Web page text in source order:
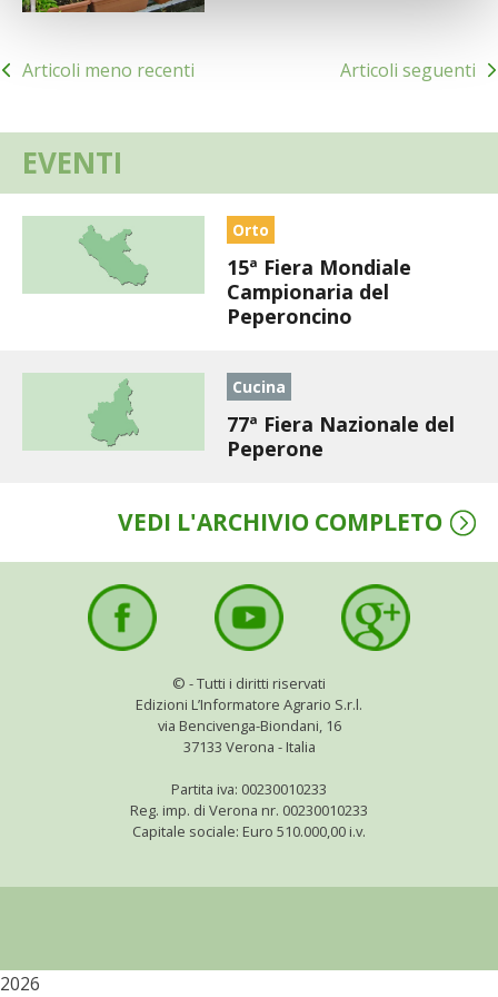
GARDENA
VERONESI
RIMANI A CONTATTO CON LA NATURA
ARCHMAN
VITA IN CAMPAGNA LA FIERA
RASIKAL
articoli
Articoli meno recenti Articoli seguenti
EVENTI
Orto
15ª Fiera Mondiale
Campionaria del
Peperoncino
Cucina
77ª Fiera Nazionale del
Peperone
VEDI L'ARCHIVIO COMPLETO
© - Tutti i diritti riservati
Edizioni L’Informatore Agrario S.r.l.
via Bencivenga-Biondani, 16
37133 Verona - Italia
Partita iva: 00230010233
Reg. imp. di Verona nr. 00230010233
Capitale sociale: Euro 510.000,00 i.v.
2026